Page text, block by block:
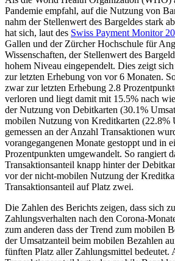
Pandemie empfahl, auf die Nutzung von
nahm der Stellenwert des Bargeldes stark
hat sich, laut des Swiss Payment Monitor
Gallen und der Zürcher Hochschule für
Wissenschaften, der Stellenwert des
hohem Niveau eingependelt. Dies zeigt
zur letzten Erhebung von vor 6 Monaten.
zwar zur letzten Erhebung 2.8
verloren und liegt damit mit 15.5% nach
der Nutzung von Debitkarten (30.1%
mobilen Nutzung von Kreditkarten (22.8%
gemessen an der Anzahl Transaktionen
vorangegangenen Monate gestoppt und in
Prozentpunkten umgewandelt. So rangiert
Transaktionsanteil knapp hinter der
vor der nicht-mobilen Nutzung der
Transaktionsanteil auf Platz zwei.
Die Zahlen des Berichts zeigen, dass sich
Zahlungsverhalten nach den Corona-
zum anderen dass der Trend zum mobilen
der Umsatzanteil beim mobilen Bezahlen
fünften Platz aller Zahlungsmittel bedeutet.